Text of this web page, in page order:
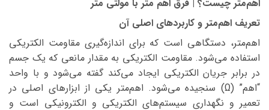
اهم‌متر چیست؟ | فرق اهم متر با مولتی متر
تعریف اهم‌متر و کاربردهای اصلی آن
اهم‌متر، دستگاهی است که برای اندازه‌گیری مقاومت الکتریکی
استفاده می‌شود. مقاومت الکتریکی به مقدار مانعی که یک جسم
در برابر جریان الکتریکی ایجاد می‌کند گفته می‌شود و با واحد
“اهم” (Ω) سنجیده می‌شود. اهم‌متر یکی از ابزارهای اصلی در
تعمیر و نگهداری سیستم‌های الکتریکی و الکترونیکی است و